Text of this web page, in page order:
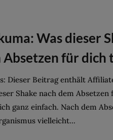
Was dieser
Absetzen für dich
Dieser Beitrag enthält
Shake nach dem
ganz einfach. Nach dem
vielleicht...